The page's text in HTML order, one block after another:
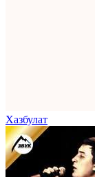
Хазбулат